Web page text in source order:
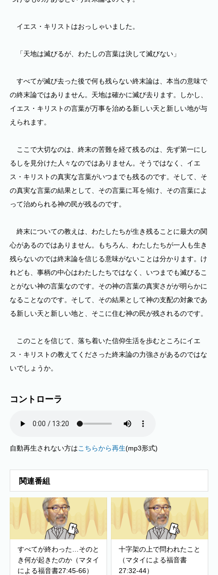
イエス・キリストはおっしゃいました。
「天地は滅びるが、わたしの言葉は決して滅びない」
すべてが滅び去った後で何も残らない終末論は、本当の意味で
の終末論ではありません。天地は確かに滅び去ります。しかし、
イエス・キリストの言葉が万事を治める新しい天と新しい地が与
えられます。
ここで大切なのは、終末の苦難を経て残るのは、先ず第一にし
るしを見分けた人々なのではありません。そうではなく、イエ
ス・キリストの真実な言葉がいつまでも残るのです。そして、そ
の真実な言葉の結果として、その言葉に耳を傾け、その言葉によ
って治められる神の民が残るのです。
終末についての教えは、わたしたちが生き残ることに最大の関
心があるのではありません。もちろん、わたしたちが一人も生き
残らないのでは終末論を信じる意味がないことは分かります。け
れども、事柄の中心はわたしたちではなく、いつまでも滅びるこ
とがない神の言葉なのです。その神の言葉の真実さがが明らかに
なることなのです。そして、その結果として神の支配の対象であ
る新しい天と新しい地と、そこに住む神の民が残されるのです。
このことを信じて、落ち着いた信仰生活を歩むところにイエ
ス・キリストの教えてくださった終末論の力強さがあるのではな
いでしょうか。
コントローラ
自動再生されない方はこちらから再生(mp3形式)
関連番組
すべてが終わった…そのと
き何が起きたのか（マタイ
による福音書27:45-66）
十字架の上で問われたこと
（マタイによる福音書
27:32-44）